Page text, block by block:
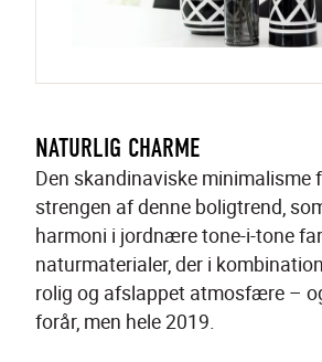
NATURLIG CHARME
Den skandinaviske minimalisme
strengen af denne boligtrend,
harmoni i jordnære tone-i-tone
naturmaterialer, der i
rolig og afslappet atmosfære –
forår, men hele 2019.